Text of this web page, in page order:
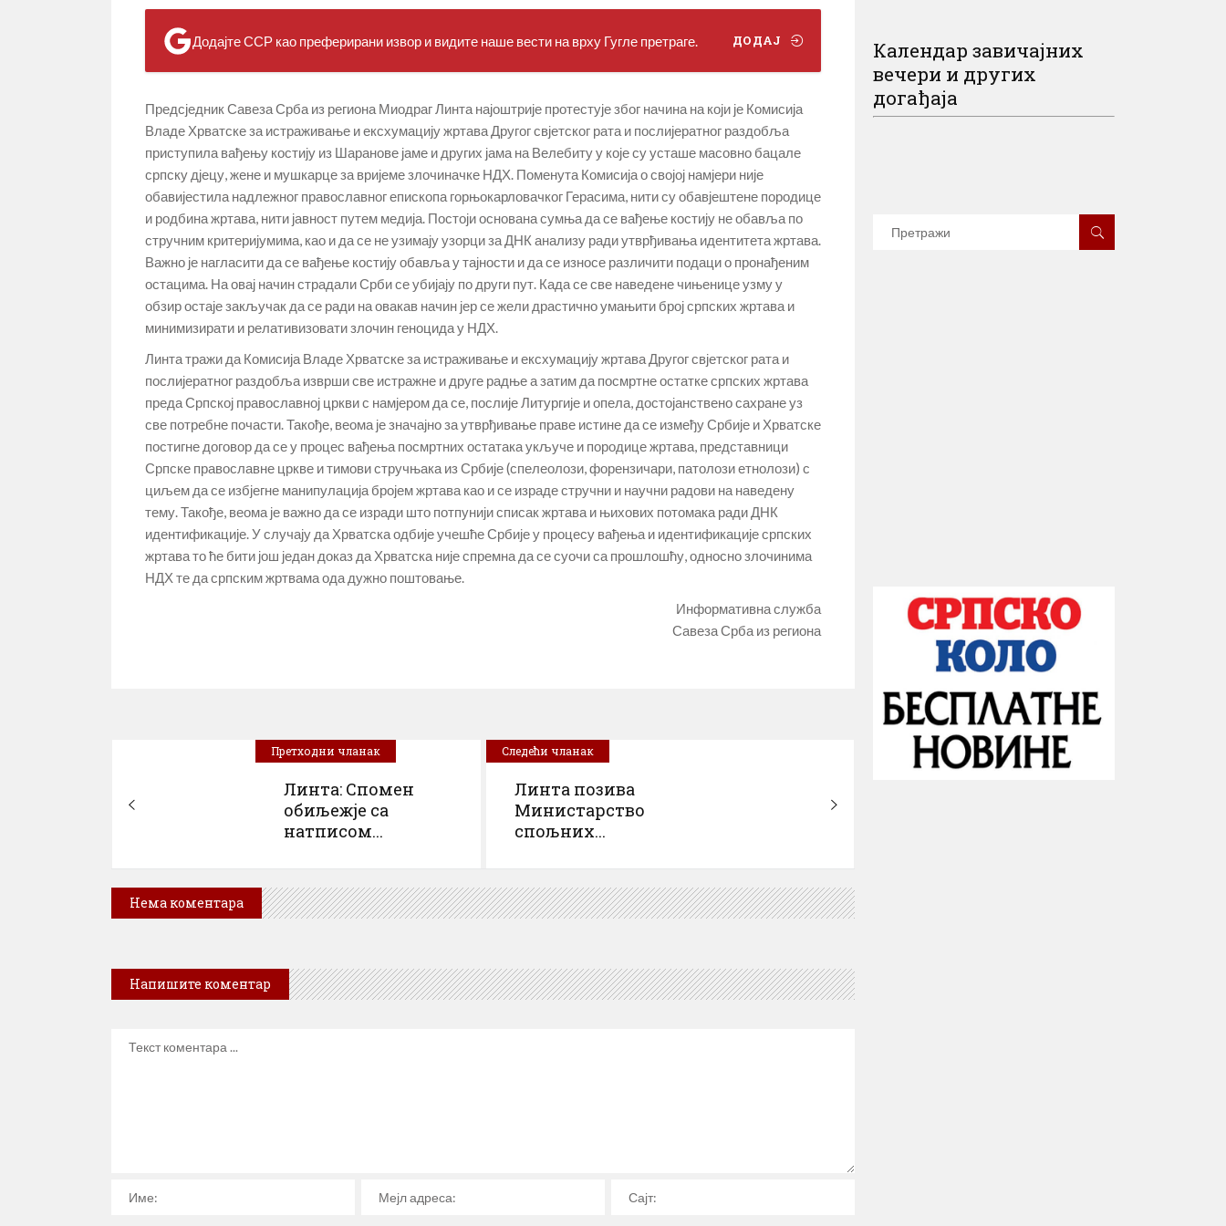
Додајте ССР као преферирани извор и видите наше вести на врху Гугле претраге. ДОДАЈ
Предсједник Савеза Срба из региона Миодраг Линта најоштрије протестује због начина на који је Комисија
Владе Хрватске за истраживање и ексхумацију жртава Другог свјетског рата и послијератног раздобља
приступила вађењу костију из Шаранове јаме и других јама на Велебиту у које су усташе масовно бацале
српску дјецу, жене и мушкарце за вријеме злочиначке НДХ. Поменута Комисија о својој намјери није
обавијестила надлежног православног епископа горњокарловачког Герасима, нити су обавјештене породице
и родбина жртава, нити јавност путем медија. Постоји основана сумња да се вађење костију не обавља по
стручним критеријумима, као и да се не узимају узорци за ДНК анализу ради утврђивања идентитета жртава.
Важно је нагласити да се вађење костију обавља у тајности и да се износе различити подаци о пронађеним
остацима. На овај начин страдали Срби се убијају по други пут. Када се све наведене чињенице узму у
обзир остаје закључак да се ради на овакав начин јер се жели драстично умањити број српских жртава и
минимизирати и релативизовати злочин геноцида у НДХ.
Линта тражи да Комисија Владе Хрватске за истраживање и ексхумацију жртава Другог свјетског рата и
послијератног раздобља изврши све истражне и друге радње а затим да посмртне остатке српских жртава
преда Српској православној цркви с намјером да се, послије Литургије и опела, достојанствено сахране уз
све потребне почасти. Такође, веома је значајно за утврђивање праве истине да се између Србије и Хрватске
постигне договор да се у процес вађења посмртних остатака укључе и породице жртава, представници
Српске православне цркве и тимови стручњака из Србије (спелеолози, форензичари, патолози етнолози) с
циљем да се избјегне манипулација бројем жртава као и се израде стручни и научни радови на наведену
тему. Такође, веома је важно да се изради што потпунији списак жртава и њихових потомака ради ДНК
идентификације. У случају да Хрватска одбије учешће Србије у процесу вађења и идентификације српских
жртава то ће бити још један доказ да Хрватска није спремна да се суочи са прошлошћу, односно злочинима
НДХ те да српским жртвама ода дужно поштовање.
Информативна служба
Савеза Срба из региона
Претходни чланак
Линта: Спомен
обиљежје са
натписом...
Следећи чланак
Линта позива
Министарство
спољних...
Нема коментара
Напишите коментар
Календар завичајних
вечери и других
догађаја